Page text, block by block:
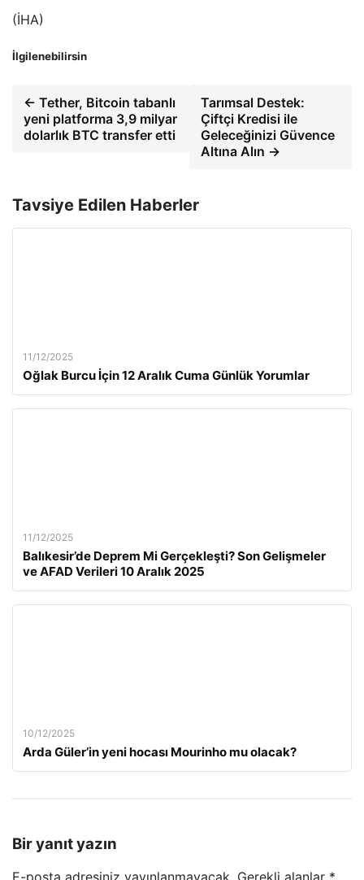
(İHA)
İlgilenebilirsin
← Tether, Bitcoin tabanlı
yeni platforma 3,9 milyar
dolarlık BTC transfer etti
Tarımsal Destek:
Çiftçi Kredisi ile
Geleceğinizi Güvence
Altına Alın →
Tavsiye Edilen Haberler
11/12/2025
Oğlak Burcu İçin 12 Aralık Cuma Günlük Yorumlar
11/12/2025
Balıkesir’de Deprem Mi Gerçekleşti? Son Gelişmeler
ve AFAD Verileri 10 Aralık 2025
10/12/2025
Arda Güler’in yeni hocası Mourinho mu olacak?
Bir yanıt yazın
E-posta adresiniz yayınlanmayacak. Gerekli alanlar *